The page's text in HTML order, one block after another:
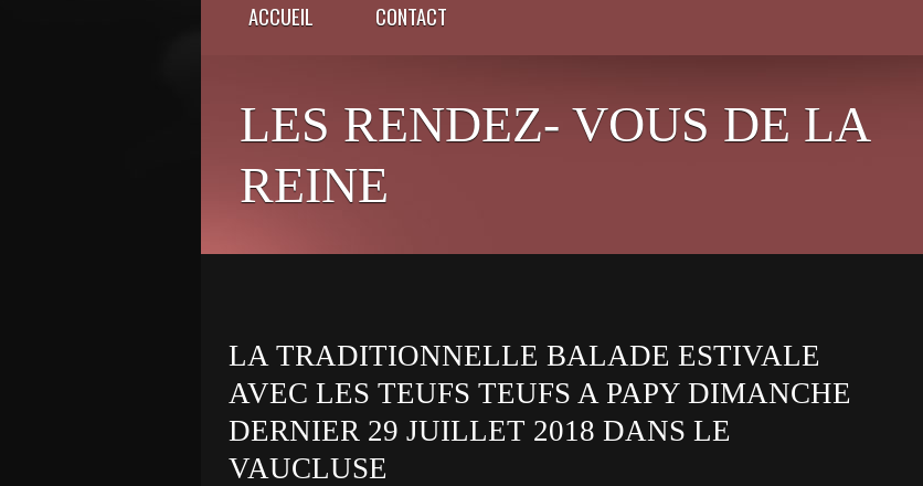
ACCUEIL CONTACT
LES RENDEZ- VOUS DE LA
REINE
LA TRADITIONNELLE BALADE ESTIVALE
AVEC LES TEUFS TEUFS A PAPY DIMANCHE
DERNIER 29 JUILLET 2018 DANS LE
VAUCLUSE